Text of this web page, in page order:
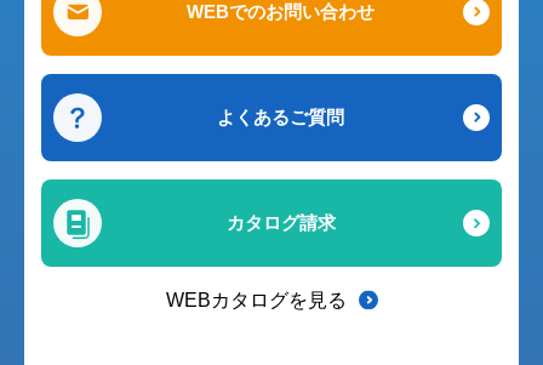
WEBでのお問い合わせ
よくあるご質問
カタログ請求
WEBカタログを見る